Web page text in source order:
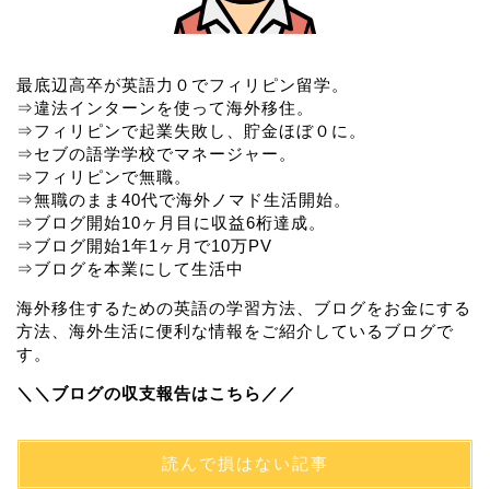
最底辺高卒が英語力０でフィリピン留学。
⇒違法インターンを使って海外移住。
⇒フィリピンで起業失敗し、貯金ほぼ０に。
⇒セブの語学学校でマネージャー。
⇒フィリピンで無職。
⇒無職のまま40代で海外ノマド生活開始。
⇒ブログ開始10ヶ月目に収益6桁達成。
⇒ブログ開始1年1ヶ月で10万PV
⇒ブログを本業にして生活中
海外移住するための英語の学習方法、ブログをお金にする
方法、海外生活に便利な情報をご紹介しているブログで
す。
＼＼ブログの収支報告はこちら／／
読んで損はない記事